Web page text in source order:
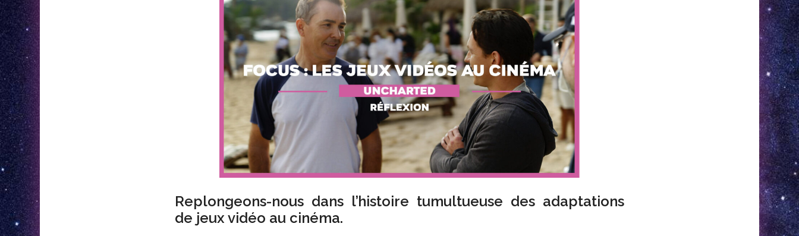
Replongeons-nous dans l’histoire tumultueuse des adaptations
de jeux vidéo au cinéma.